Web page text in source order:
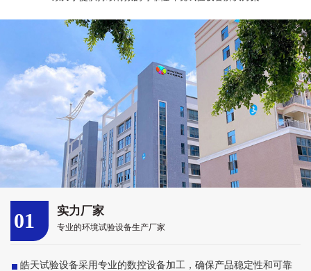
01 实力厂家
专业的环境试验设备生产厂家
皓天试验设备采用专业的数控设备加工，确保产品稳定性和可靠